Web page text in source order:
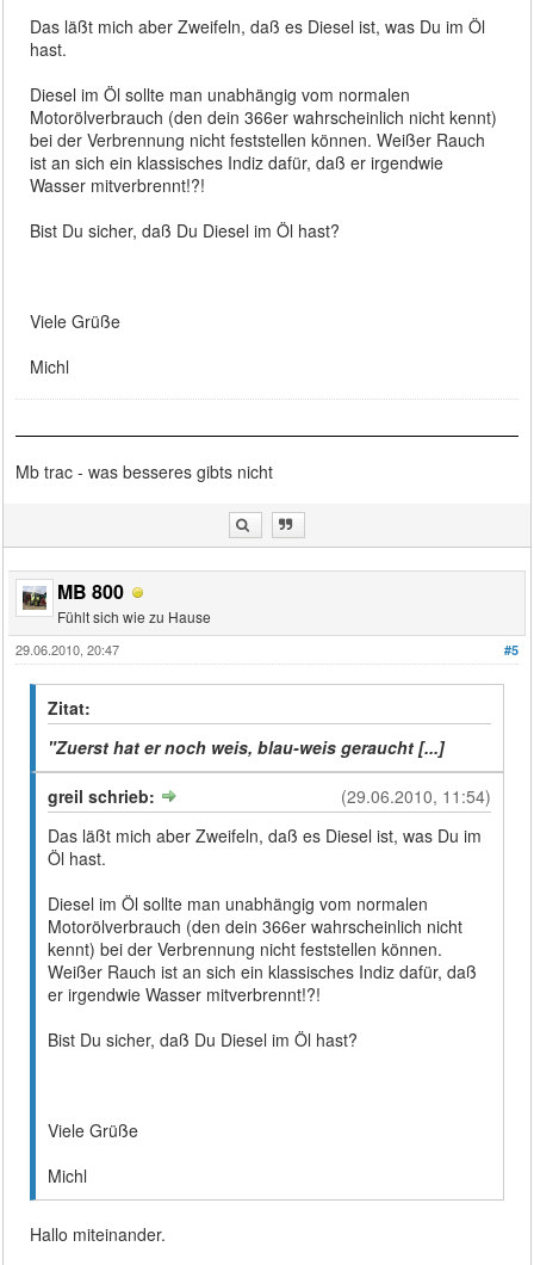
Das läßt mich aber Zweifeln, daß es Diesel ist, was Du im Öl
hast.
Diesel im Öl sollte man unabhängig vom normalen
Motorölverbrauch (den dein 366er wahrscheinlich nicht kennt)
bei der Verbrennung nicht feststellen können. Weißer Rauch
ist an sich ein klassisches Indiz dafür, daß er irgendwie
Wasser mitverbrennt!?!
Bist Du sicher, daß Du Diesel im Öl hast?
Viele Grüße
Michl
Mb trac - was besseres gibts nicht
MB 800
Fühlt sich wie zu Hause
#5
29.06.2010, 20:47
Zitat:
"Zuerst hat er noch weis, blau-weis geraucht [...]
(29.06.2010, 11:54)
greil schrieb:
Das läßt mich aber Zweifeln, daß es Diesel ist, was Du im
Öl hast.
Diesel im Öl sollte man unabhängig vom normalen
Motorölverbrauch (den dein 366er wahrscheinlich nicht
kennt) bei der Verbrennung nicht feststellen können.
Weißer Rauch ist an sich ein klassisches Indiz dafür, daß
er irgendwie Wasser mitverbrennt!?!
Bist Du sicher, daß Du Diesel im Öl hast?
Viele Grüße
Michl
Hallo miteinander.